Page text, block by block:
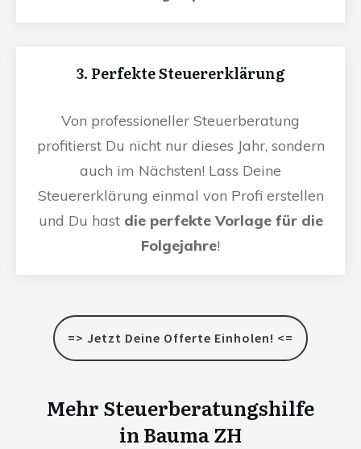
3. Perfekte Steuererklärung
Von professioneller Steuerberatung
profitierst Du nicht nur dieses Jahr, sondern
auch im Nächsten! Lass Deine
Steuererklärung einmal von Profi erstellen
und Du hast die perfekte Vorlage für die
Folgejahre!
=> Jetzt Deine Offerte Einholen! <=
Mehr Steuerberatungshilfe
in Bauma ZH